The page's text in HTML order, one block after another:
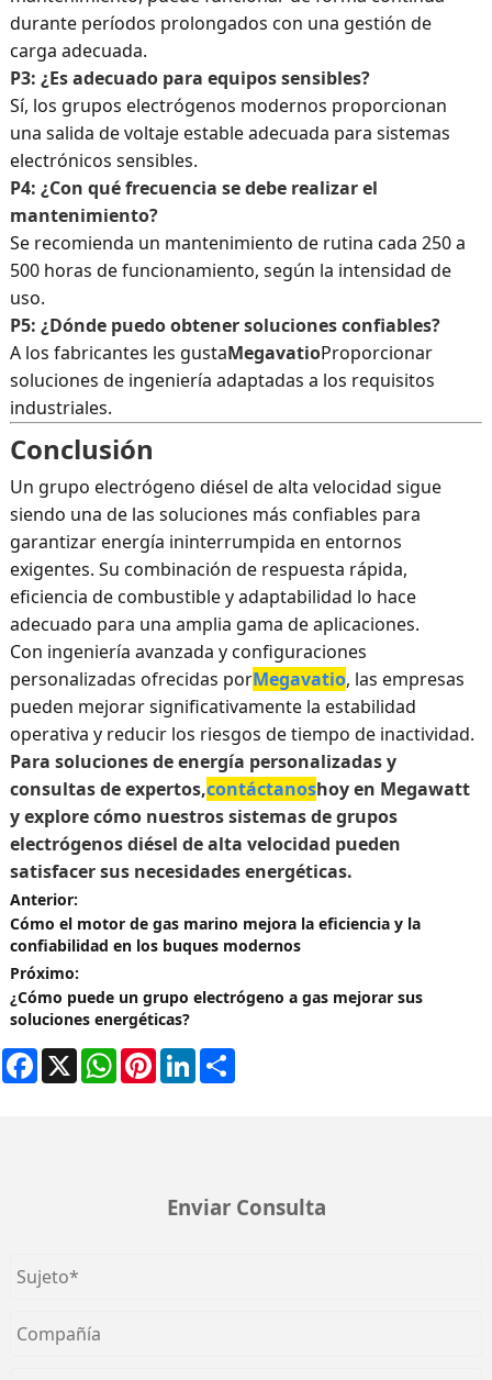
durante períodos prolongados con una gestión de
carga adecuada.
P3: ¿Es adecuado para equipos sensibles?
Sí, los grupos electrógenos modernos proporcionan
una salida de voltaje estable adecuada para sistemas
electrónicos sensibles.
P4: ¿Con qué frecuencia se debe realizar el
mantenimiento?
Se recomienda un mantenimiento de rutina cada 250 a
500 horas de funcionamiento, según la intensidad de
uso.
P5: ¿Dónde puedo obtener soluciones confiables?
A los fabricantes les gustaMegavatioProporcionar
soluciones de ingeniería adaptadas a los requisitos
industriales.
Conclusión
Un grupo electrógeno diésel de alta velocidad sigue
siendo una de las soluciones más confiables para
garantizar energía ininterrumpida en entornos
exigentes. Su combinación de respuesta rápida,
eficiencia de combustible y adaptabilidad lo hace
adecuado para una amplia gama de aplicaciones.
Con ingeniería avanzada y configuraciones
personalizadas ofrecidas porMegavatio, las empresas
pueden mejorar significativamente la estabilidad
operativa y reducir los riesgos de tiempo de inactividad.
Para soluciones de energía personalizadas y
consultas de expertos,contáctanoshoy en Megawatt
y explore cómo nuestros sistemas de grupos
electrógenos diésel de alta velocidad pueden
satisfacer sus necesidades energéticas.
Anterior:
Cómo el motor de gas marino mejora la eficiencia y la
confiabilidad en los buques modernos
Próximo:
¿Cómo puede un grupo electrógeno a gas mejorar sus
soluciones energéticas?
Facebook
X WhatsApp
PinterestLinkedIn
Enviar Consulta